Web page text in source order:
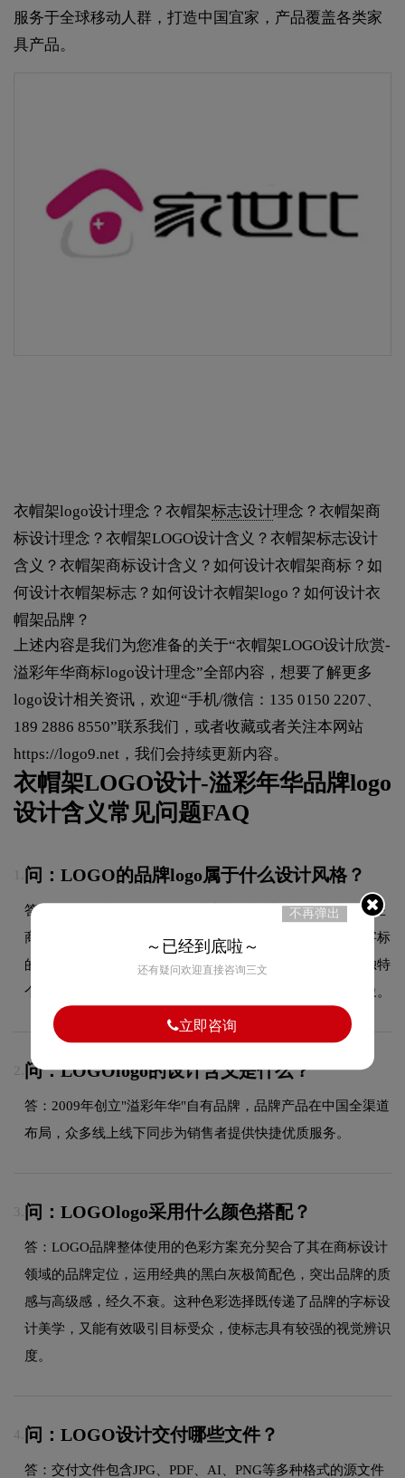
服务于全球移动人群，打造中国宜家，产品覆盖各类家
具产品。
衣帽架logo设计理念？衣帽架标志设计理念？衣帽架商
标设计理念？衣帽架LOGO设计含义？衣帽架标志设计
含义？衣帽架商标设计含义？如何设计衣帽架商标？如
何设计衣帽架标志？如何设计衣帽架logo？如何设计衣
帽架品牌？
上述内容是我们为您准备的关于“衣帽架LOGO设计欣赏-
溢彩年华商标logo设计理念”全部内容，想要了解更多
logo设计相关资讯，欢迎“手机/微信：135 0150 2207、
189 2886 8550”联系我们，或者收藏或者关注本网站
https://logo9.net ，我们会持续更新内容。
衣帽架LOGO设计-溢彩年华品牌logo
设计含义常见问题FAQ
问：LOGO的品牌logo属于什么设计风格？
答：LOGO品牌logo整体呈现出字标的设计风格。这种风格在
商标设计领域具有较好的适用性，设计师在标志中融合了字标
的核心手法，既符合行业的一般审美特征，又突出品牌的独特
个性，能够在众多竞品中脱颖而出，给消费者留下深刻印象。
2. 问：LOGOlogo的设计含义是什么？
答：2009年创立"溢彩年华"自有品牌，品牌产品在中国全渠道
布局，众多线上线下同步为销售者提供快捷优质服务。
3. 问：LOGOlogo采用什么颜色搭配？
答：LOGO品牌整体使用的色彩方案充分契合了其在商标设计
领域的品牌定位，运用经典的黑白灰极简配色，突出品牌的质
感与高级感，经久不衰。这种色彩选择既传递了品牌的字标设
计美学，又能有效吸引目标受众，使标志具有较强的视觉辨识
度。
4. 问：LOGO设计交付哪些文件？
答：交付文件包含JPG、PDF、AI、PNG等多种格式的源文件
不再弹出
～已经到底啦～
还有疑问欢迎直接咨询三文
立即咨询